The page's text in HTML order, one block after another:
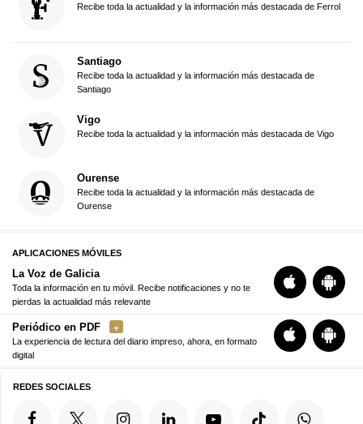
Recibe toda la actualidad y la información más destacada de Ferrol
Santiago
Recibe toda la actualidad y la información más destacada de
Santiago
Vigo
Recibe toda la actualidad y la información más destacada de Vigo
Ourense
Recibe toda la actualidad y la información más destacada de
Ourense
APLICACIONES MÓVILES
La Voz de Galicia
Toda la información en tu móvil. Recibe notificaciones y no te
pierdas la actualidad más relevante
Periódico en PDF
La experiencia de lectura del diario impreso, ahora, en formato
digital
REDES SOCIALES